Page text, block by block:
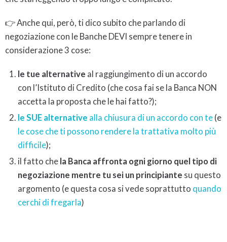
👉 Anche qui, però, ti dico subito che parlando di
negoziazione con le Banche DEVI sempre tenere in
considerazione 3 cose:
le tue alternative al raggiungimento di un accordo
con l’Istituto di Credito (che cosa fai se la Banca NON
accetta la proposta che le hai fatto?);
le SUE alternative alla chiusura di un accordo con te (e
le cose che ti possono rendere la trattativa molto più
difficile);
il fatto che la Banca affronta ogni giorno quel tipo di
negoziazione mentre tu sei un principiante su questo
argomento (e questa cosa si vede soprattutto quando
cerchi di fregarla)